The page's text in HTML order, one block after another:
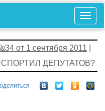
от 1 сентября 2011
ДЕПУТАТОВ?